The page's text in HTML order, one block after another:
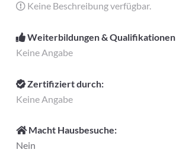
Keine Beschreibung verfügbar.
Weiterbildungen & Qualifikationen
Keine Angabe
Zertifiziert durch:
Keine Angabe
Macht Hausbesuche:
Nein